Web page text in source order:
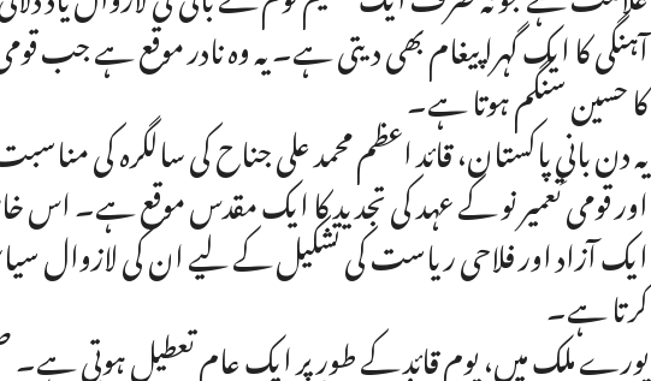
آہنگی کا ایک گہرا پیغام بھی دیتی ہے۔ یہ وہ نادر موقع ہے
کا حسین سنگم ہوتا ہے۔
یہ دن بانیِ پاکستان، قائد اعظم محمد علی جناح کی سالگرہ کی
اور قومی تعمیر نو کے عہد کی تجدید کا ایک مقدس موقع ہے۔
ایک آزاد اور فلاحی ریاست کی تشکیل کے لیے ان کی لازوال
کرتا ہے۔
پورے ملک میں، یومِ قائد کے طور پر ایک عام تعطیل ہوتی ہے۔